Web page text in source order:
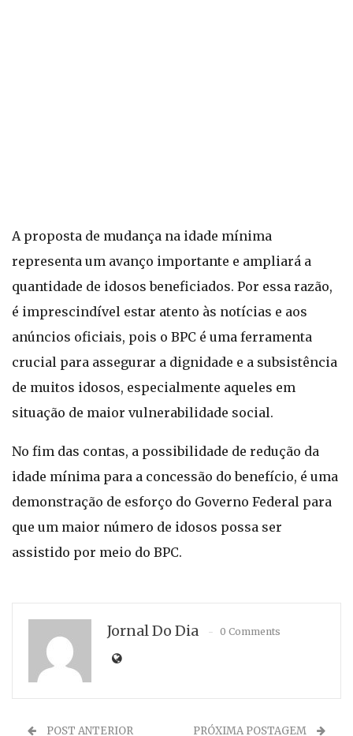
A proposta de mudança na idade mínima
representa um avanço importante e ampliará a
quantidade de idosos beneficiados. Por essa razão,
é imprescindível estar atento às notícias e aos
anúncios oficiais, pois o BPC é uma ferramenta
crucial para assegurar a dignidade e a subsistência
de muitos idosos, especialmente aqueles em
situação de maior vulnerabilidade social.
No fim das contas, a possibilidade de redução da
idade mínima para a concessão do benefício, é uma
demonstração de esforço do Governo Federal para
que um maior número de idosos possa ser
assistido por meio do BPC.
Jornal Do Dia 0 Comments
POST ANTERIOR PRÓXIMA POSTAGEM